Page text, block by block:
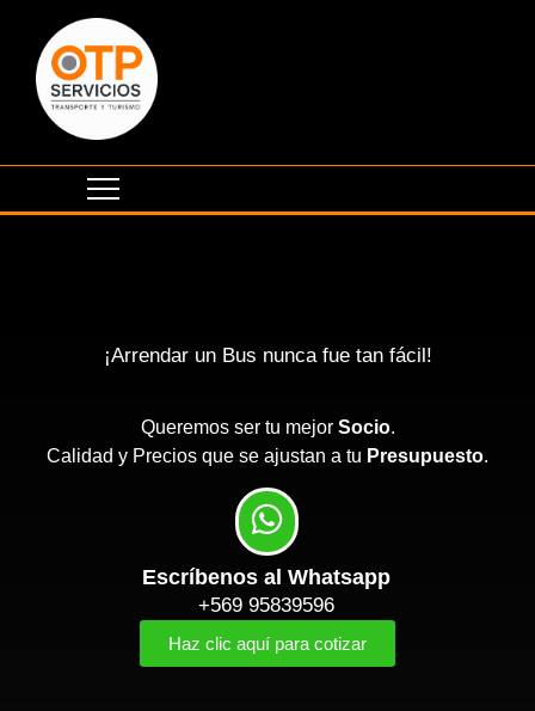
¡Arrendar un Bus nunca fue tan fácil!
Queremos ser tu mejor Socio.
Calidad y Precios que se ajustan a tu Presupuesto.
Escríbenos al Whatsapp
+569 95839596
Haz clic aquí para cotizar